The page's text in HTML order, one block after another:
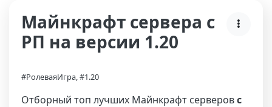
Майнкрафт сервера с
РП на версии 1.20
#РолеваяИгра, #1.20
Отборный топ лучших Майнкрафт серверовс